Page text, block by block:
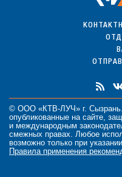
© ООО «КТВ-ЛУЧ» г.
опубликованные на сайте,
и международным
смежных правах. Любое
возможно только при
Правила применения